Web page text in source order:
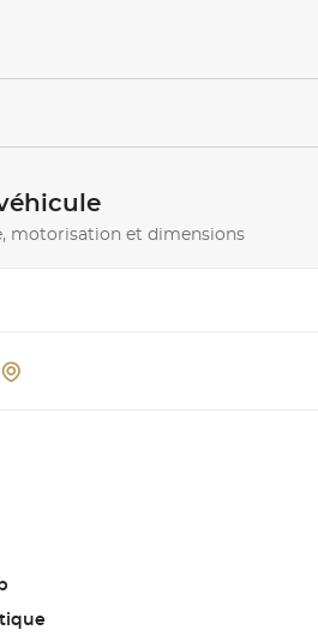
motorisation et dimensions